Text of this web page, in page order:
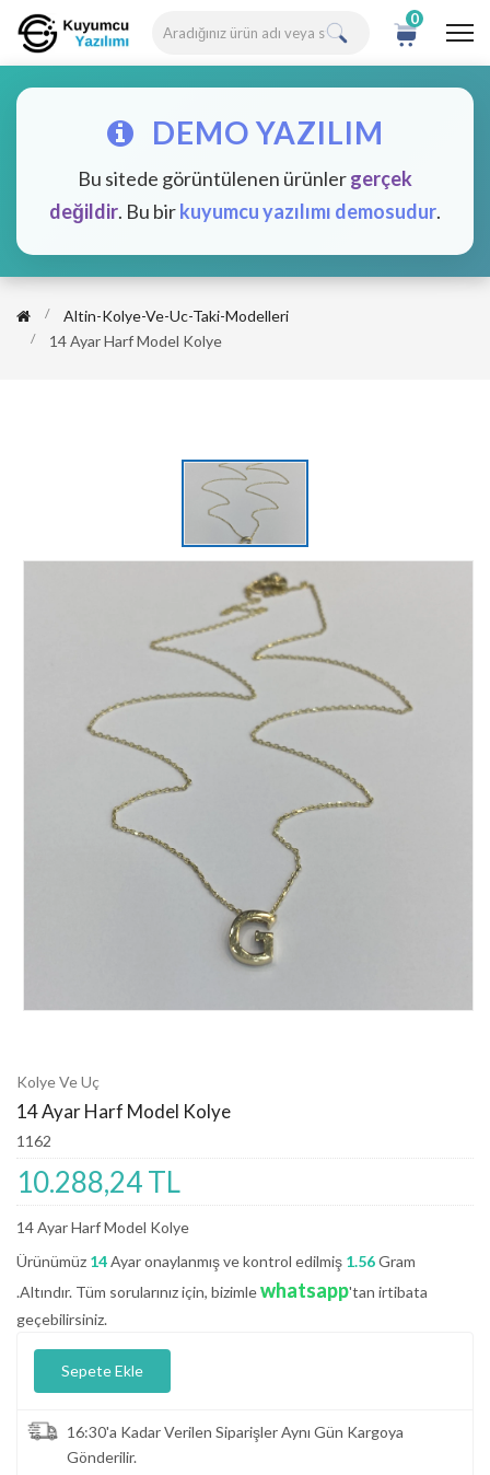
0
DEMO YAZILIM
Bu sitede görüntülenen ürünlergerçek
değildir. Bu birkuyumcu yazılımı demosudur.
Altin-Kolye-Ve-Uc-Taki-Modelleri
14 Ayar Harf Model Kolye
Kolye Ve Uç
14 Ayar Harf Model Kolye
1162
10.288,24 TL
14 Ayar Harf Model Kolye
Ürünümüz 14Ayar onaylanmış ve kontrol edilmiş 1.56Gram
.Altındır. Tüm sorularınız için, bizimlewhatsapp'tan irtibata
geçebilirsiniz.
Sepete Ekle
16:30'a Kadar Verilen Siparişler Aynı Gün Kargoya
Gönderilir.